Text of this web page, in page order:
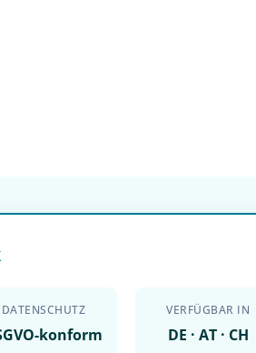
DATENSCHUTZ
konform
VERFÜGBAR IN
DE · AT · CH